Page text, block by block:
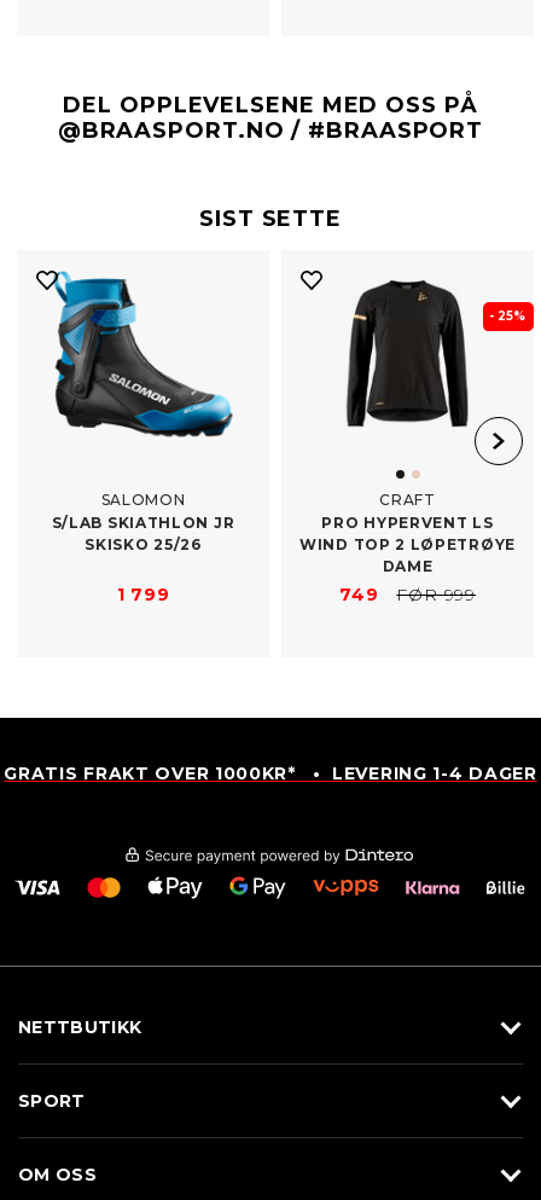
DEL OPPLEVELSENE MED OSS PÅ
@BRAASPORT.NO / #BRAASPORT
SIST SETTE
SALOMON
S/​LAB SKIATHLON JR
SKISKO 25/26
1 799
- 25%
CRAFT
PRO HYPERVENT LS
WIND TOP 2 LØPETRØYE
DAME
749 FØR 999
GRATIS FRAKT OVER 1000KR* • LEVERING 1-4 DAGER
NETTBUTIKK
Sko
SPORT
OM OSS